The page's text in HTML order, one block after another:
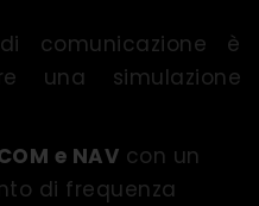
comunicazione è
una simulazione
e NAV con un
di frequenza